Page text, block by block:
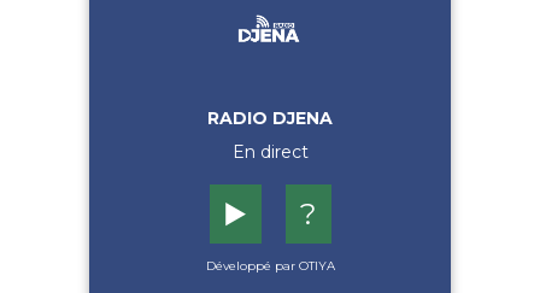
RADIO DJENA
En direct
▶️ ?
Développé par OTIYA